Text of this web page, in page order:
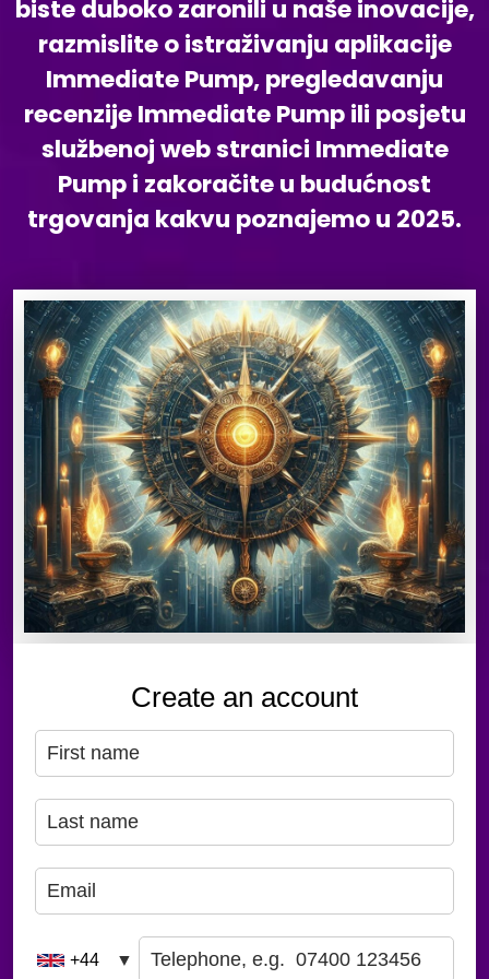
biste duboko zaronili u naše inovacije,
razmislite o istraživanju aplikacije
Immediate Pump, pregledavanju
recenzije Immediate Pump ili posjetu
službenoj web stranici Immediate
Pump i zakoračite u budućnost
trgovanja kakvu poznajemo u 2025.